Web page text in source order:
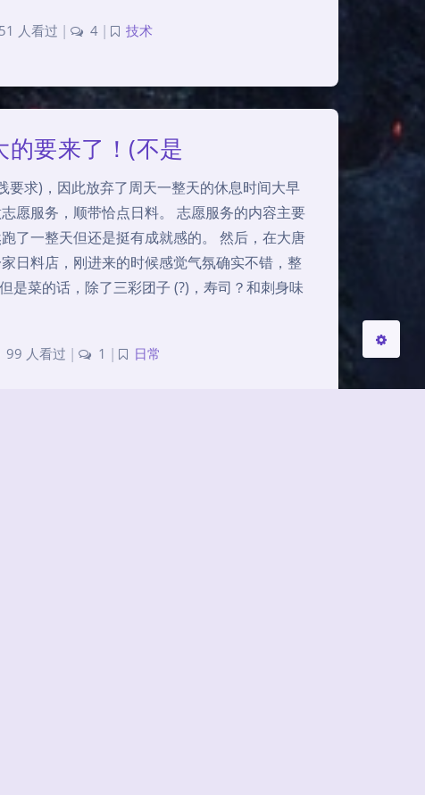
夜间模式
Sans Serif Serif
人看过 | 4 |
技术
要来了！(不是
要求)，因此放弃了周天一整天的休息时间大早
愿服务，顺带恰点日料。 志愿服务的内容主要
了一整天但还是挺有成就感的。 然后，在大唐
日料店，刚进来的时候感觉气氛确实不错，整
是菜的话，除了三彩团子 (?)，寿司？和刺身味
99 人看过 | 1 |
日常